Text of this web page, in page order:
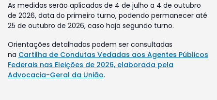
As medidas serão aplicadas de 4 de julho a 4 de outubro
de 2026, data do primeiro turno, podendo permanecer até
25 de outubro de 2026, caso haja segundo turno.
Orientações detalhadas podem ser consultadas
na Cartilha de Condutas Vedadas aos Agentes Públicos
Federais nas Eleições de 2026, elaborada pela
Advocacia-Geral da União.